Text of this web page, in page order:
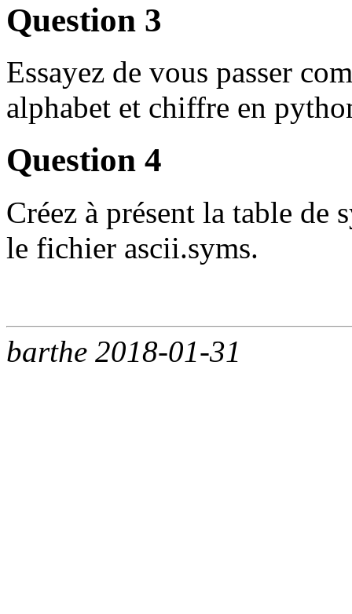
Question 3
Essayez de vous passer
alphabet et chiffre en
Question 4
Créez à présent la table de
le fichier ascii.syms.
barthe 2018-01-31